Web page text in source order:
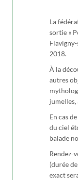
La
sortie «
2018.
À la
autres
jumelles,
En cas
du ciel
balade
Rendez-
(durée
exact